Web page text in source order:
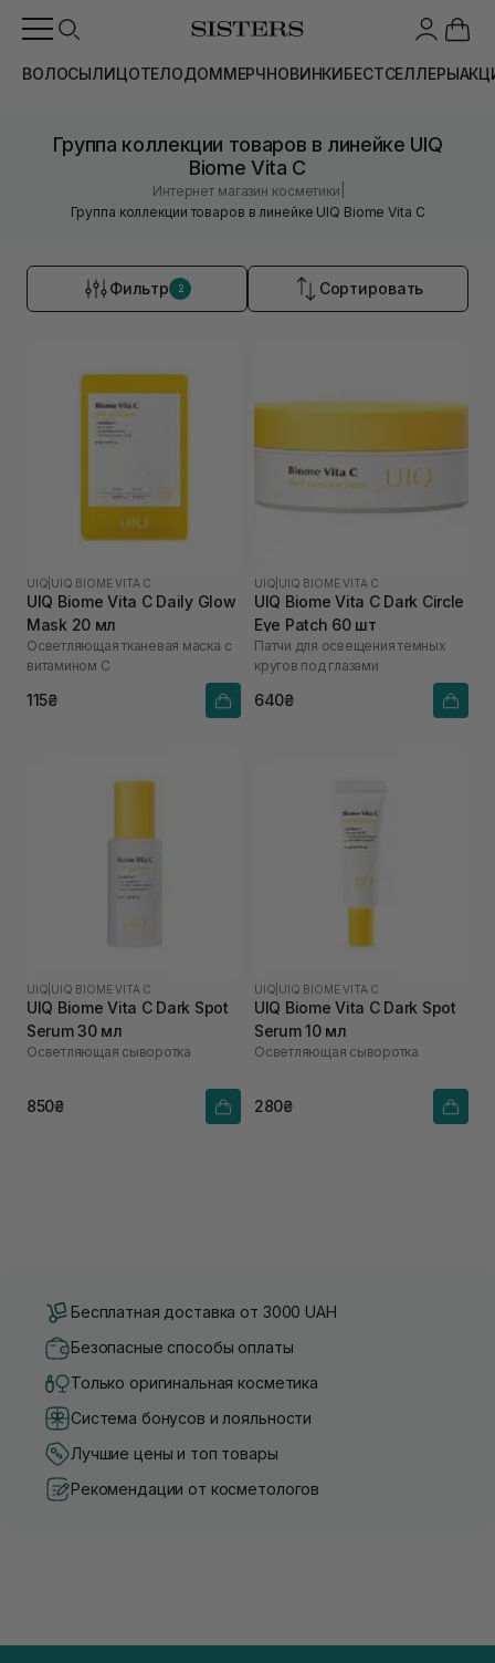
ВОЛОСЫЛИЦОТЕЛОДОММЕРЧНОВИНКИБЕСТСЕЛЛЕРЫ
Группа коллекции товаров в линейке UIQ
Biome Vita C
Интернет магазин косметики
Группа коллекции товаров в линейке UIQ Biome Vita C
Фильтр 2 Сортировать
UIQ UIQ BIOME VITA C
UIQ Biome Vita C Daily Glow
Mask 20 мл
Осветляющая тканевая маска с
витамином C
115₴
UIQ UIQ BIOME VITA C
UIQ Biome Vita C Dark Circle
Eye Patch 60 шт
Патчи для освещения темных
кругов под глазами
640₴
UIQ UIQ BIOME VITA C
UIQ Biome Vita C Dark Spot
Serum 30 мл
Осветляющая сыворотка
850₴
UIQ UIQ BIOME VITA C
UIQ Biome Vita C Dark Spot
Serum 10 мл
Осветляющая сыворотка
280₴
Бесплатная доставка от 3000 UAH
Безопасные способы оплаты
Только оригинальная косметика
Система бонусов и лояльности
Лучшие цены и топ товары
Рекомендации от косметологов